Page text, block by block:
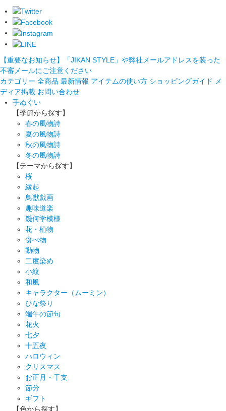
【重要なお知らせ】「JIKAN STYLE」や弊社メールアドレスを装った
不審メールにご注意ください
カテゴリー 全商品 最新情報 アイテムの使い方 ショッピングガイド
メ
ディア掲載 お問い合わせ
手ぬぐい
【季節から探す】
春の風物詩
夏の風物詩
秋の風物詩
冬の風物詩
【テーマから探す】
桜
縁起
鳥獣戯画
趣味道楽
幾何学模様
花・植物
食べ物
動物
二度染め
小紋
和風
キャラクター（ムーミン）
ひな祭り
端午の節句
花火
七夕
十五夜
ハロウィン
クリスマス
お正月・干支
節分
ギフト
【色から探す】